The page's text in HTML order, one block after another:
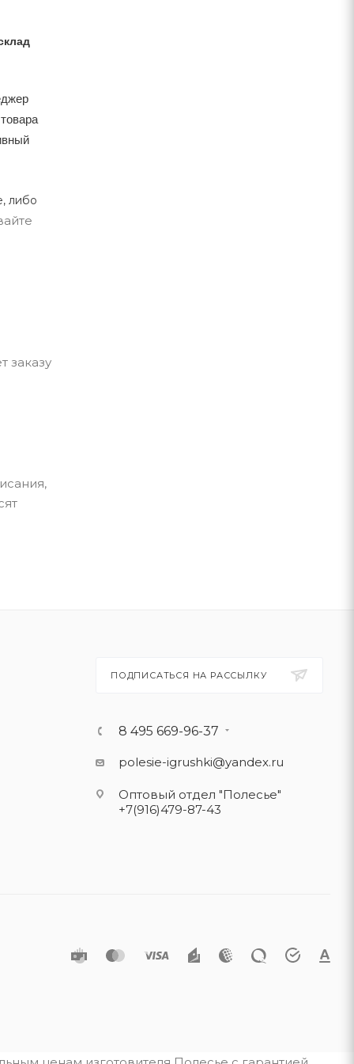
либо
заказу
ПОДПИСАТЬСЯ НА РАССЫЛКУ
8 495 669-96-37
polesie-igrushki@yandex.ru
Оптовый отдел "Полесье"
+7(916)479-87-43